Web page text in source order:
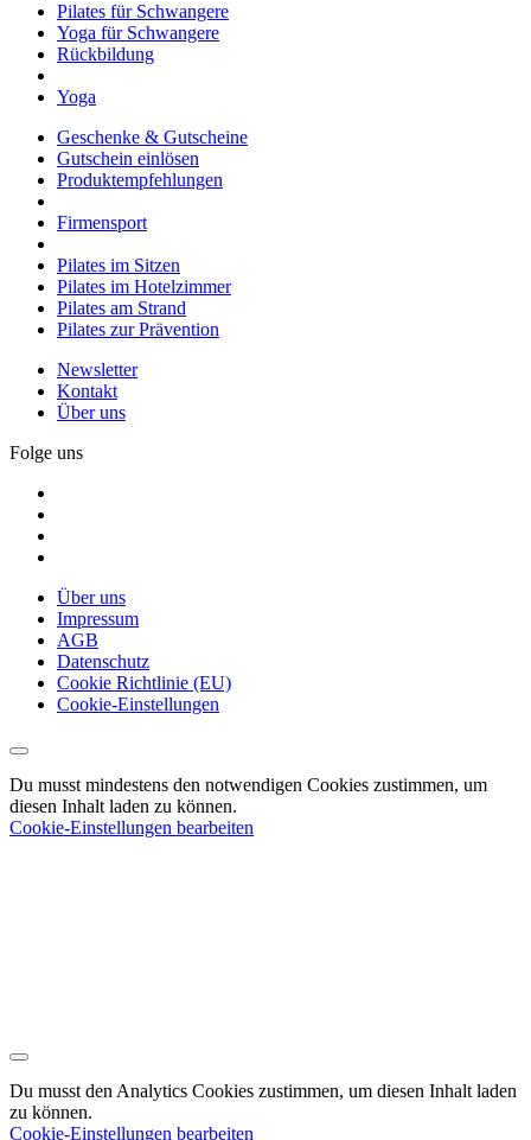
Pilates für Schwangere
Yoga für Schwangere
Rückbildung
Yoga
Geschenke & Gutscheine
Gutschein einlösen
Produktempfehlungen
Firmensport
Pilates im Sitzen
Pilates im Hotelzimmer
Pilates am Strand
Pilates zur Prävention
Newsletter
Kontakt
Über uns
Folge uns
Über uns
Impressum
AGB
Datenschutz
Cookie Richtlinie (EU)
Cookie-Einstellungen
Du musst mindestens den notwendigen Cookies zustimmen, um
diesen Inhalt laden zu können.
Cookie-Einstellungen bearbeiten
Du musst den Analytics Cookies zustimmen, um diesen Inhalt laden
zu können.
Cookie-Einstellungen bearbeiten